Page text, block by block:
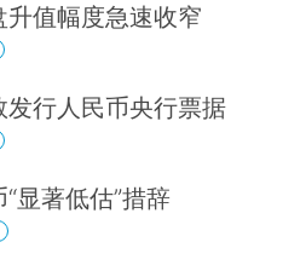
值幅度急速收窄
行人民币央行票据
显著低估”措辞